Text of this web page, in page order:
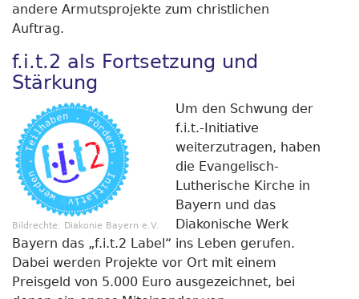
andere Armutsprojekte zum christlichen
Auftrag.
f.i.t.2 als Fortsetzung und
Stärkung
Bildrechte: Diakonie Bayern e.V.
Um den Schwung der
f.i.t.-Initiative
weiterzutragen, haben
die Evangelisch-
Lutherische Kirche in
Bayern und das
Diakonische Werk
Bayern das „f.i.t.2 Label“ ins Leben gerufen.
Dabei werden Projekte vor Ort mit einem
Preisgeld von 5.000 Euro ausgezeichnet, bei